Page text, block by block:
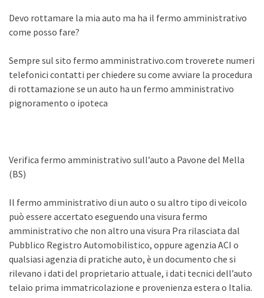
Devo rottamare la mia auto ma ha il fermo amministrativo
come posso fare?
Sempre sul sito fermo amministrativo.com troverete numeri
telefonici contatti per chiedere su come avviare la procedura
di rottamazione se un auto ha un fermo amministrativo
pignoramento o ipoteca
Verifica fermo amministrativo sull’auto a Pavone del Mella
(BS)
Il fermo amministrativo di un auto o su altro tipo di veicolo
può essere accertato eseguendo una visura fermo
amministrativo che non altro una visura Pra rilasciata dal
Pubblico Registro Automobilistico, oppure agenzia ACI o
qualsiasi agenzia di pratiche auto, è un documento che si
rilevano i dati del proprietario attuale, i dati tecnici dell’auto
telaio prima immatricolazione e provenienza estera o Italia.